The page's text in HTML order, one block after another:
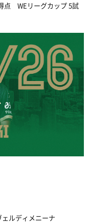
点 WEリーグカップ 5試
ルディメニーナ